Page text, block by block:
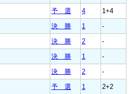
予 選 4
1+4
決 勝 1
-
決 勝 2
-
決 勝 1
-
決 勝 2
-
予 選 1
2+2